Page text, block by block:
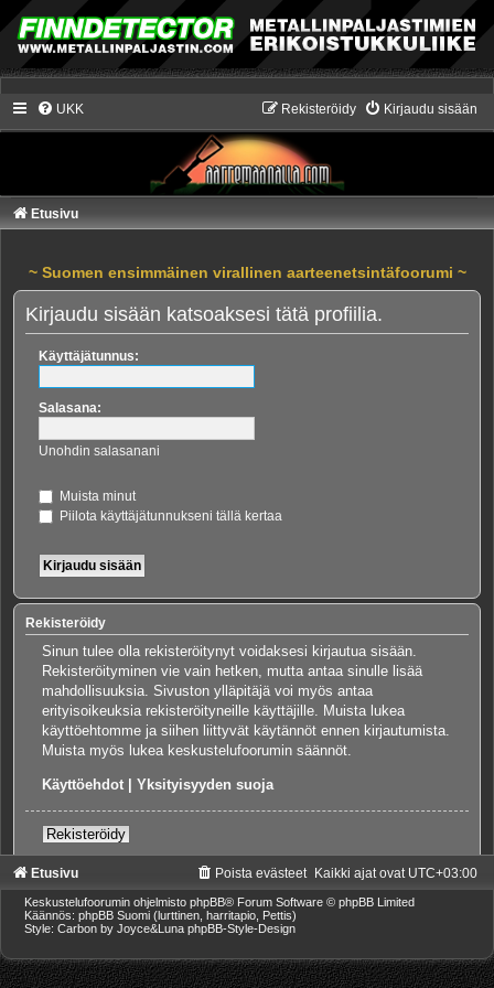
UKK Kirjaudu sisään
Rekisteröidy
Etusivu
~ Suomen ensimmäinen virallinen aarteenetsintäfoorumi ~
Kirjaudu sisään katsoaksesi tätä profiilia.
Käyttäjätunnus:
Salasana:
Unohdin salasanani
Muista minut
Piilota käyttäjätunnukseni tällä kertaa
Rekisteröidy
Sinun tulee olla rekisteröitynyt voidaksesi kirjautua sisään.
Rekisteröityminen vie vain hetken, mutta antaa sinulle lisää
mahdollisuuksia. Sivuston ylläpitäjä voi myös antaa
erityisoikeuksia rekisteröityneille käyttäjille. Muista lukea
käyttöehtomme ja siihen liittyvät käytännöt ennen kirjautumista.
Muista myös lukea keskustelufoorumin säännöt.
Käyttöehdot| Yksityisyyden suoja
Rekisteröidy
Etusivu Kaikki ajat ovat UTC+03:00
Poista evästeet
Keskustelufoorumin ohjelmisto phpBB® Forum Software © phpBB Limited
Käännös: phpBB Suomi (lurttinen, harritapio, Pettis)
Style: Carbon by Joyce&Luna phpBB-Style-Design